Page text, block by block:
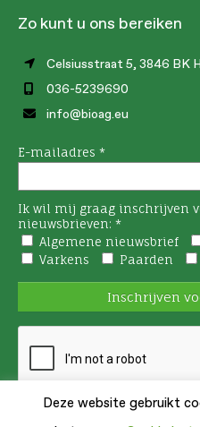
opens
new
window
opens
new
window
opens
new
window
Zo kunt u ons bereiken
Celsiusstraat 5, 3846 BK
036-5239690
info@bioag.eu
Deze website gebruikt